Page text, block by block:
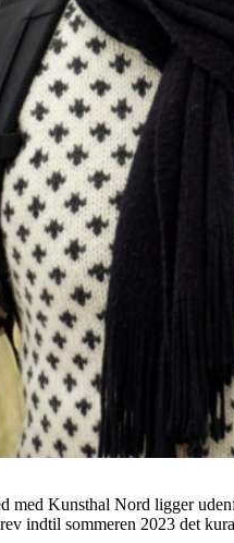
Kunsthal Nord ligger
indtil sommeren 2023 det